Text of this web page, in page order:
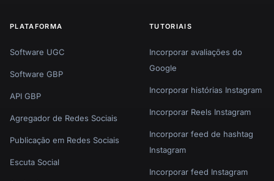
PLATAFORMA
Software UGC
Software GBP
API GBP
Agregador de Redes Sociais
Publicação em Redes Sociais
Escuta Social
TUTORIAIS
Incorporar avaliações do
Google
Incorporar histórias Instagram
Incorporar Reels Instagram
Incorporar feed de hashtag
Instagram
Incorporar feed Instagram